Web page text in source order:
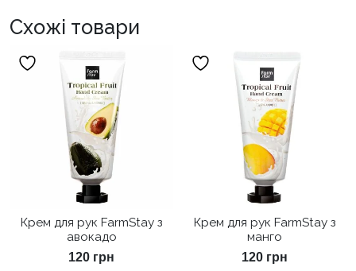
Схожі товари
Крем для рук FarmStay з
авокадо
120 грн
Крем для рук FarmStay з
манго
120 грн